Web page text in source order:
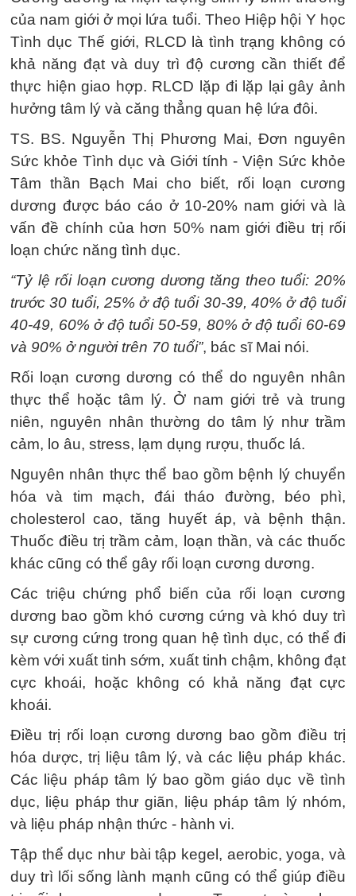
của nam giới ở mọi lứa tuổi. Theo Hiệp hội Y học
Tình dục Thế giới, RLCD là tình trạng không có
khả năng đạt và duy trì độ cương cần thiết để
thực hiện giao hợp. RLCD lặp đi lặp lại gây ảnh
hưởng tâm lý và căng thẳng quan hệ lứa đôi.
TS. BS. Nguyễn Thị Phương Mai, Đơn nguyên
Sức khỏe Tình dục và Giới tính - Viện Sức khỏe
Tâm thần Bạch Mai cho biết, rối loạn cương
dương được báo cáo ở 10-20% nam giới và là
vấn đề chính của hơn 50% nam giới điều trị rối
loạn chức năng tình dục.
“Tỷ lệ rối loạn cương dương tăng theo tuổi: 20%
trước 30 tuổi, 25% ở độ tuổi 30-39, 40% ở độ tuổi
40-49, 60% ở độ tuổi 50-59, 80% ở độ tuổi 60-69
và 90% ở người trên 70 tuổi”, bác sĩ Mai nói.
Rối loạn cương dương có thể do nguyên nhân
thực thể hoặc tâm lý. Ở nam giới trẻ và trung
niên, nguyên nhân thường do tâm lý như trầm
cảm, lo âu, stress, lạm dụng rượu, thuốc lá.
Nguyên nhân thực thể bao gồm bệnh lý chuyển
hóa và tim mạch, đái tháo đường, béo phì,
cholesterol cao, tăng huyết áp, và bệnh thận.
Thuốc điều trị trầm cảm, loạn thần, và các thuốc
khác cũng có thể gây rối loạn cương dương.
Các triệu chứng phổ biến của rối loạn cương
dương bao gồm khó cương cứng và khó duy trì
sự cương cứng trong quan hệ tình dục, có thể đi
kèm với xuất tinh sớm, xuất tinh chậm, không đạt
cực khoái, hoặc không có khả năng đạt cực
khoái.
Điều trị rối loạn cương dương bao gồm điều trị
hóa dược, trị liệu tâm lý, và các liệu pháp khác.
Các liệu pháp tâm lý bao gồm giáo dục về tình
dục, liệu pháp thư giãn, liệu pháp tâm lý nhóm,
và liệu pháp nhận thức - hành vi.
Tập thể dục như bài tập kegel, aerobic, yoga, và
duy trì lối sống lành mạnh cũng có thể giúp điều